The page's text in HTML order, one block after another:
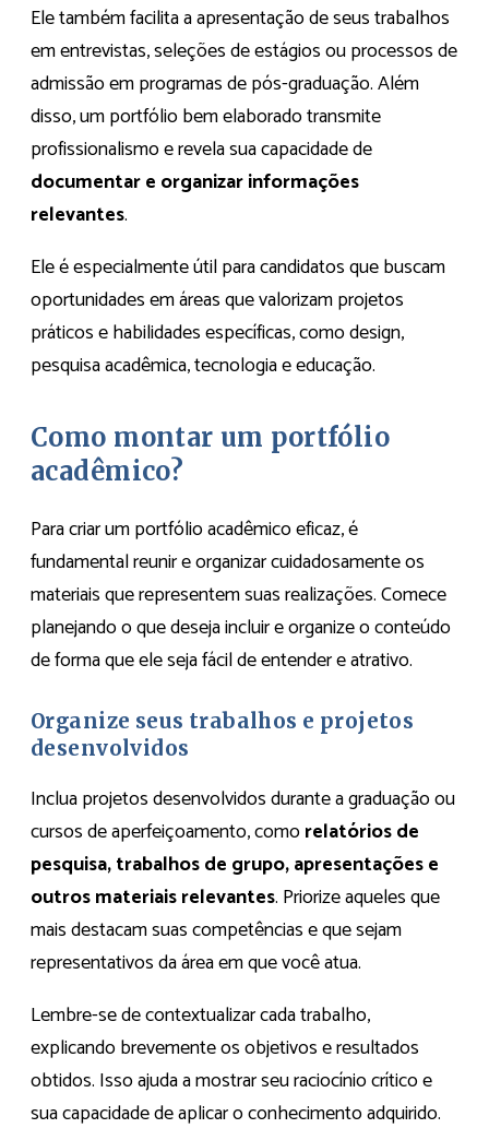
Ele também facilita a apresentação de seus trabalhos
em entrevistas, seleções de estágios ou processos de
admissão em programas de pós-graduação. Além
disso, um portfólio bem elaborado transmite
profissionalismo e revela sua capacidade de
documentar e organizar informações
relevantes.
Ele é especialmente útil para candidatos que buscam
oportunidades em áreas que valorizam projetos
práticos e habilidades específicas, como design,
pesquisa acadêmica, tecnologia e educação.
Como montar um portfólio
acadêmico?
Para criar um portfólio acadêmico eficaz, é
fundamental reunir e organizar cuidadosamente os
materiais que representem suas realizações. Comece
planejando o que deseja incluir e organize o conteúdo
de forma que ele seja fácil de entender e atrativo.
Organize seus trabalhos e projetos
desenvolvidos
Inclua projetos desenvolvidos durante a graduação ou
cursos de aperfeiçoamento, comorelatórios de
pesquisa, trabalhos de grupo, apresentações e
outros materiais relevantes. Priorize aqueles que
mais destacam suas competências e que sejam
representativos da área em que você atua.
Lembre-se de contextualizar cada trabalho,
explicando brevemente os objetivos e resultados
obtidos. Isso ajuda a mostrar seu raciocínio crítico e
sua capacidade de aplicar o conhecimento adquirido.